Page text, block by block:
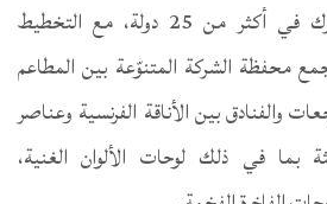
الشقيقة لها بتواجد مشترك في أكثر من 25 دولة، مع التخطيط
محفظة الشركة المتنوّعة بين المطاعم
والفنادق بين الأناقة الفرنسية وعناصر
بما في ذلك لوحات الألوان الغنية،